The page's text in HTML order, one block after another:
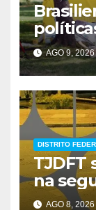
rua
AGO 9, 2026
DISTRITO
TJDFT
na
prazos
AGO 8, 2026